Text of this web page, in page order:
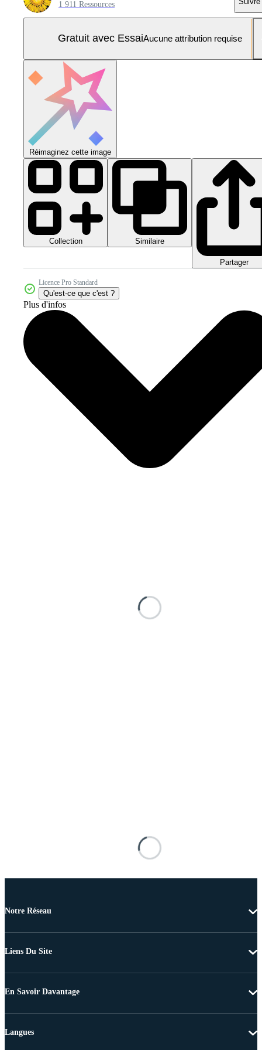
1 911 Ressources
Gratuit avec EssaiAucune attribution requise
Réimaginez cette image
Collection Similaire
Partager
Licence Pro Standard
Qu'est-ce que c'est ?
Plus d'infos
Notre Réseau
Liens Du Site
En Savoir Davantage
Langues